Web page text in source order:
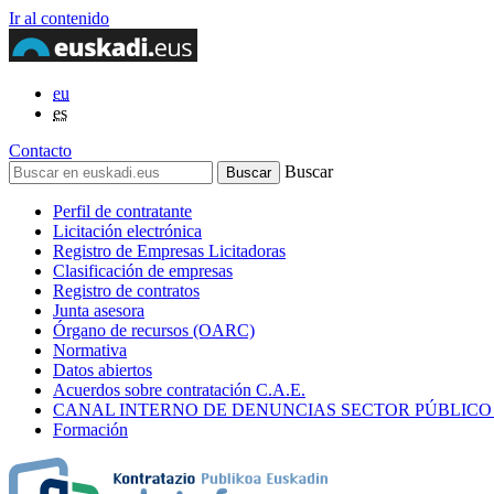
Ir al contenido
eu
es
Contacto
Buscar
Perfil de contratante
Licitación electrónica
Registro de Empresas Licitadoras
Clasificación de empresas
Registro de contratos
Junta asesora
Órgano de recursos (OARC)
Normativa
Datos abiertos
Acuerdos sobre contratación C.A.E.
CANAL INTERNO DE DENUNCIAS SECTOR
Formación